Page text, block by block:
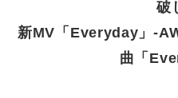
破
新MV「Everyday」-
曲「